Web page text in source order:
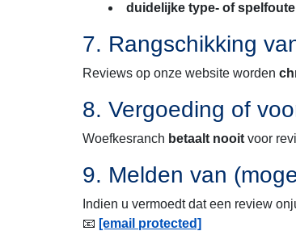
duidelijke type- of
7. Rangschikking
Reviews op onze website worden
8. Vergoeding of
Woefkesranch betaalt nooit voor
9. Melden van
Indien u vermoedt dat een review
📧 [email protected]